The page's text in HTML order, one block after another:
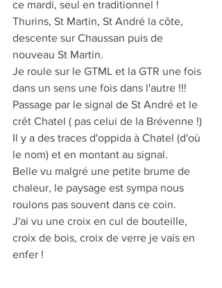
ce mardi, seul en traditionnel !
Thurins, St Martin, St André la côte,
descente sur Chaussan puis de
nouveau St Martin.
Je roule sur le GTML et la GTR une fois
dans un sens une fois dans l'autre !!!
Passage par le signal de St André et le
crêt Chatel ( pas celui de la Brévenne !)
Il y a des traces d'oppida à Chatel (d'où
le nom) et en montant au signal.
Belle vu malgré une petite brume de
chaleur, le paysage est sympa nous
roulons pas souvent dans ce coin.
J'ai vu une croix en cul de bouteille,
croix de bois, croix de verre je vais en
enfer !